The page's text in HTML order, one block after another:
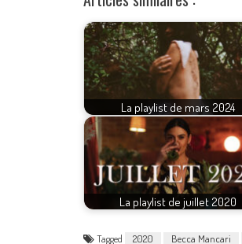
La playlist de mars 2024
La playlist de juillet 2020
Tagged 2020 Becca Mancari